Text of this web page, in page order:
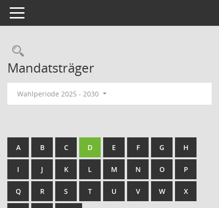
Toggle navigation
Rechercheauswahl
Mandatsträger
Wahlperiode 2025 - 2030
A B C D E F G H
I J K L M N O P
Q R S T U V W X